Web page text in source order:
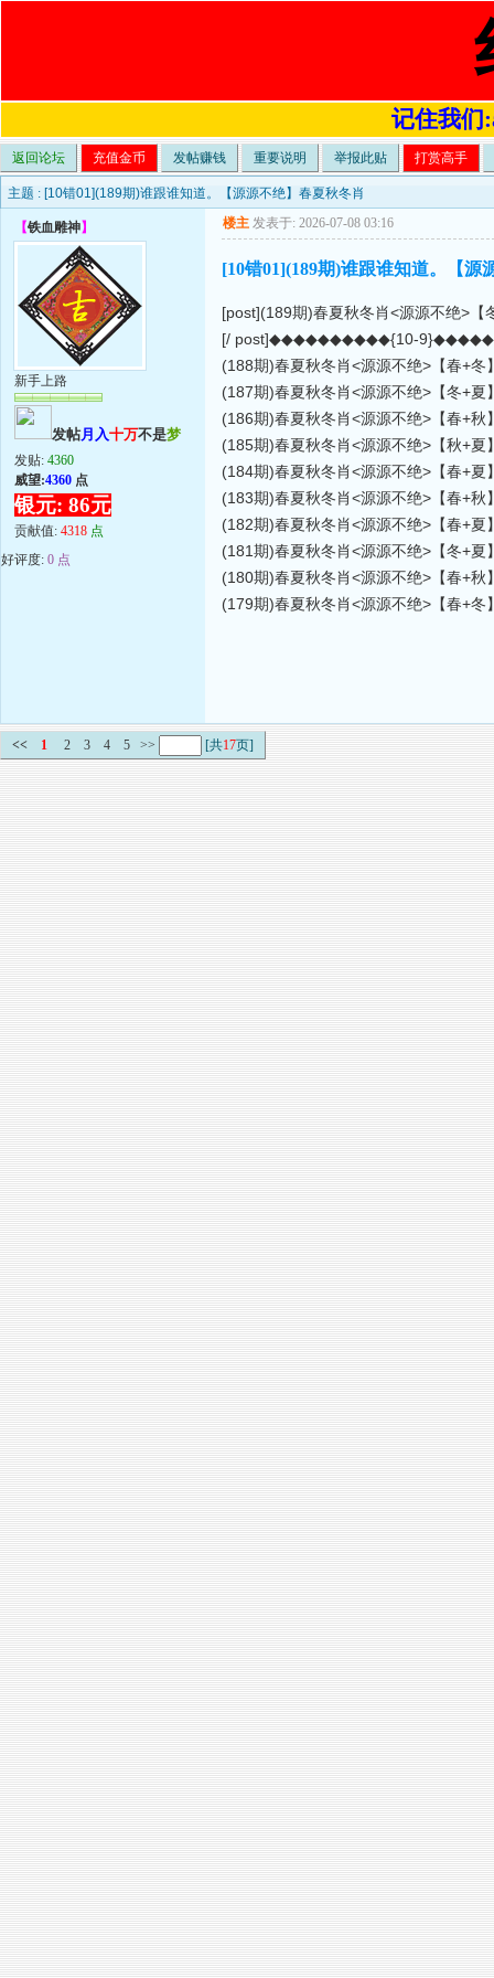
记住我们
返回论坛 充值金币 发帖赚钱 重要说明 举报此贴 打赏高手
主题 : [10错01](189期)谁跟谁知道。【源源不绝】春夏秋冬肖
【铁血雕神】
新手上路
发帖月入十万不是梦
发贴: 4360
威望:4360 点
银元: 86元
贡献值: 4318 点
好评度: 0 点
楼主 发表于: 2026-07-08 03:16
[10错01](189期)谁跟谁知道。【源
[post](189期)春夏秋冬肖<源源不绝>【
[/ post]◆◆◆◆◆◆◆◆◆◆{10-
(188期)春夏秋冬肖<源源不绝>【春+冬
(187期)春夏秋冬肖<源源不绝>【冬+夏
(186期)春夏秋冬肖<源源不绝>【春+秋
(185期)春夏秋冬肖<源源不绝>【秋+夏
(184期)春夏秋冬肖<源源不绝>【春+夏
(183期)春夏秋冬肖<源源不绝>【春+秋
(182期)春夏秋冬肖<源源不绝>【春+夏
(181期)春夏秋冬肖<源源不绝>【冬+夏
(180期)春夏秋冬肖<源源不绝>【春+秋
(179期)春夏秋冬肖<源源不绝>【春+冬
<< 1 2 3 4 5 >> [共17页]